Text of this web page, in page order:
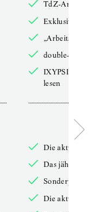
TdZ-Artikel
Exklusive
double-
lesen
Die aktuelle
Das jährliche
Die aktuelle